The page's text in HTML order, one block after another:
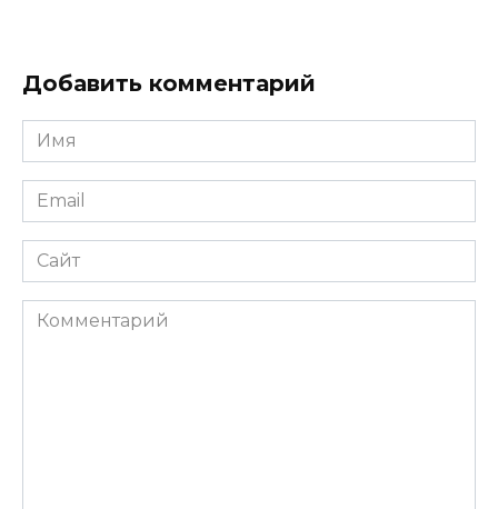
Добавить комментарий
Имя
*
Email
*
Сайт
Комментарий